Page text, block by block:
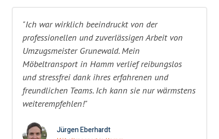
"Ich war wirklich beeindruckt von der
professionellen und zuverlässigen Arbeit von
Umzugsmeister Grunewald. Mein
Möbeltransport in Hamm verlief reibungslos
und stressfrei dank ihres erfahrenen und
freundlichen Teams. Ich kann sie nur wärmstens
weiterempfehlen!"
Jürgen Eberhardt